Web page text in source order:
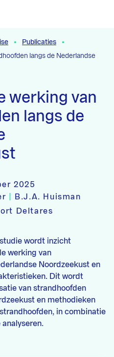
Publicaties
langs de Nederlandse
werking van
langs de
2025
B.J.A. Huisman
Deltares
wordt inzicht
werking van
Noordzeekust en
Dit wordt
van strandhoofden
en methodieken
in combinatie